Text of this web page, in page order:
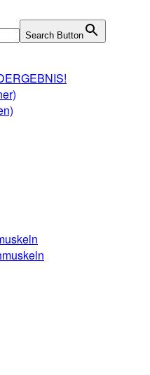
Search Button